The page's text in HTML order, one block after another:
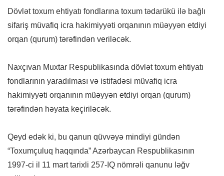
Dövlət toxum ehtiyatı fondlarına toxum tədarükü ilə bağlı
sifariş müvafiq icra hakimiyyəti orqanının müəyyən etdiyi
orqan (qurum) tərəfindən veriləcək.
Naxçıvan Muxtar Respublikasında dövlət toxum ehtiyatı
fondlarının yaradılması və istifadəsi müvafiq icra
hakimiyyəti orqanının müəyyən etdiyi orqan (qurum)
tərəfindən həyata keçiriləcək.
Qeyd edək ki, bu qanun qüvvəyə mindiyi gündən
“Toxumçuluq haqqında” Azərbaycan Respublikasının
1997-ci il 11 mart tarixli 257-IQ nömrəli qanunu ləğv